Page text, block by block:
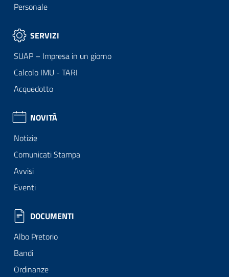
Personale
SERVIZI
SUAP – Impresa in un giorno
Calcolo IMU - TARI
Acquedotto
NOVITÀ
Notizie
Comunicati Stampa
Avvisi
Eventi
DOCUMENTI
Albo Pretorio
Bandi
Ordinanze